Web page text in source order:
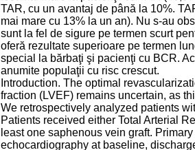
TAR, cu un avantaj de până la 10%.
mai mare cu 13% la un an). Nu s-au
sunt la fel de sigure pe termen scurt
oferă rezultate superioare pe termen
special la bărbaţi şi pacienţi cu BCR.
anumite populaţii cu risc crescut.
Introduction. The optimal
fraction (LVEF) remains uncertain, as
We retrospectively analyzed patients
Patients received either Total Arterial
least one saphenous vein graft.
echocardiography at baseline,